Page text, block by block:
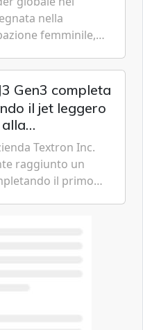
nella
femminile,
il jet leggero
Textron Inc.
raggiunto un
il primo